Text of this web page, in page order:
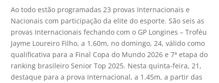
Ao todo estão programadas 23 provas Internacionais e
Nacionais com participação da elite do esporte. São seis as
provas Internacionais fechando com o GP Longines – Troféu
Jayme Loureiro Filho, a 1.60m, no domingo, 24, válido como
qualificativa para a Final Copa do Mundo 2026 e 7ª etapa do
ranking brasileiro Senior Top 2025. Nesta quinta-feira, 21,
destaque para a prova Internacional, a 1.45m, a partir das